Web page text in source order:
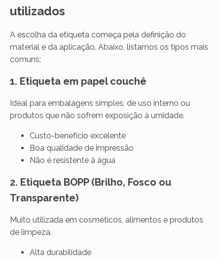
utilizados
A escolha da etiqueta começa pela definição do
material e da aplicação. Abaixo, listamos os tipos mais
comuns:
1. Etiqueta em papel couchê
Ideal para embalagens simples, de uso interno ou
produtos que não sofrem exposição à umidade.
Custo-benefício excelente
Boa qualidade de impressão
Não é resistente à água
2. Etiqueta BOPP (Brilho, Fosco ou
Transparente)
Muito utilizada em cosméticos, alimentos e produtos
de limpeza.
Alta durabilidade